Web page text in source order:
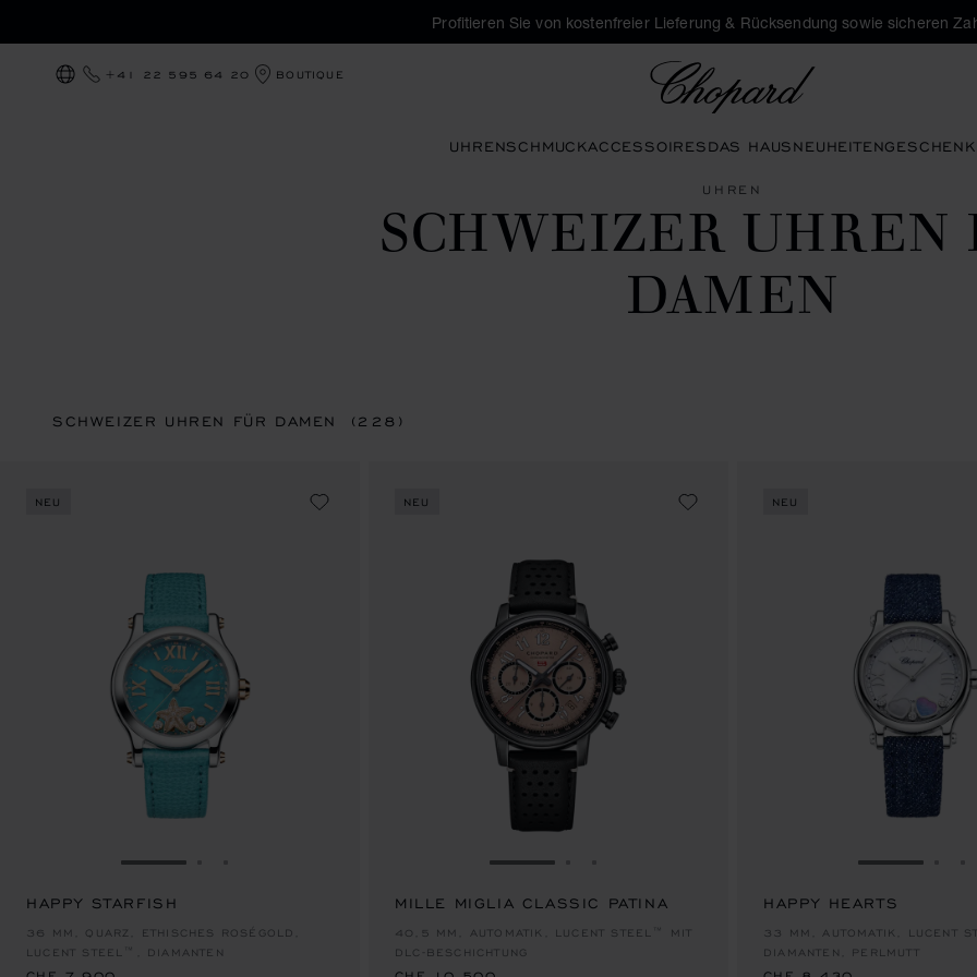
Profitieren Sie von kostenfreier Lieferung & Rücksendung sowie sicheren
LOKALISIERUNG (LAND ÄNDERN)
+41 22 595 64 20 BOUTIQUE
UHRENSCHMUCKACCESSOIRESDAS HAUSNEUHEITEN
UHREN
SCHWEIZER UHREN
DAMEN
SCHWEIZER UHREN FÜR DAMEN (228)
NEU
ZUR FOLIE GEHEN 1
HAPPY STARFISH
36 MM, QUARZ, ETHISCHES ROSÉGOLD,
LUCENT STEEL™, DIAMANTEN
NEU
ZUR FOLIE GEHEN 1
MILLE MIGLIA CLASSIC PATINA
40,5 MM, AUTOMATIK, LUCENT STEEL™ MIT
DLC-BESCHICHTUNG
NEU
ZUR FOLIE
HAPPY HEARTS
33 MM, AUTOMATIK, LUCENT
DIAMANTEN, PERLMUTT